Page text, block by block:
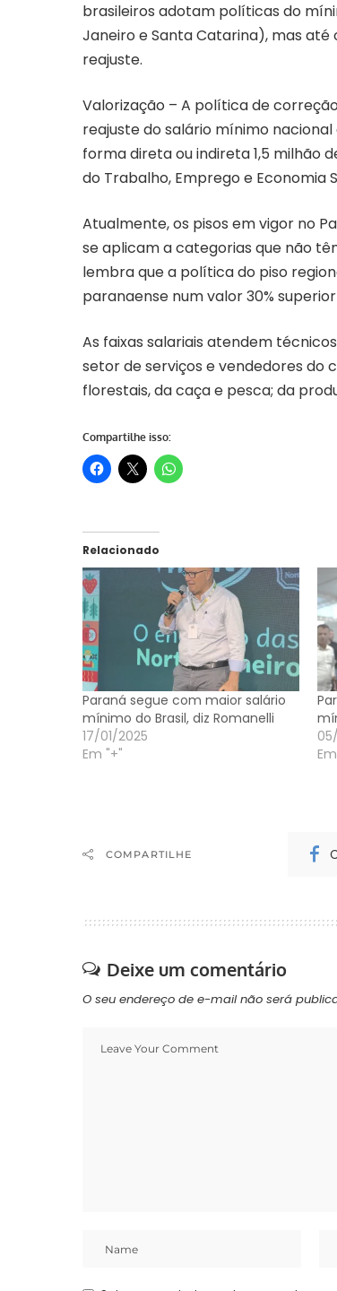
brasileiros adotam políticas do
Janeiro e Santa Catarina), mas
reajuste.
Valorização – A política de
reajuste do salário mínimo nacional
forma direta ou indireta 1,5 milhão
do Trabalho, Emprego e Economia
Atualmente, os pisos em vigor no
se aplicam a categorias que não
lembra que a política do piso
paranaense num valor 30%
As faixas salariais atendem
setor de serviços e vendedores do
florestais, da caça e pesca; da
Compartilhe isso:
Relacionado
Paraná segue com maior salário
mínimo do Brasil, diz Romanelli
17/01/2025
Em "+"
COMPARTILHE
Deixe um comentário
O seu endereço de e-mail não será